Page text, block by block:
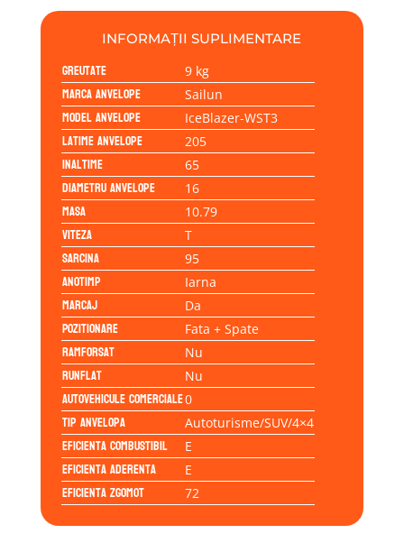
INFORMAȚII SUPLIMENTARE
Greutate 9 kg
Marca anvelope Sailun
Model anvelope IceBlazer-WST3
Latime anvelope 205
Inaltime 65
Diametru anvelope 16
Masa 10.79
Viteza T
Sarcina 95
Anotimp Iarna
Marcaj Da
Pozitionare Fata + Spate
Ramforsat Nu
Runflat Nu
Autovehicule comerciale0
Tip anvelopa Autoturisme/SUV/4×4
Eficienta Combustibil E
Eficienta Aderenta E
Eficienta Zgomot 72